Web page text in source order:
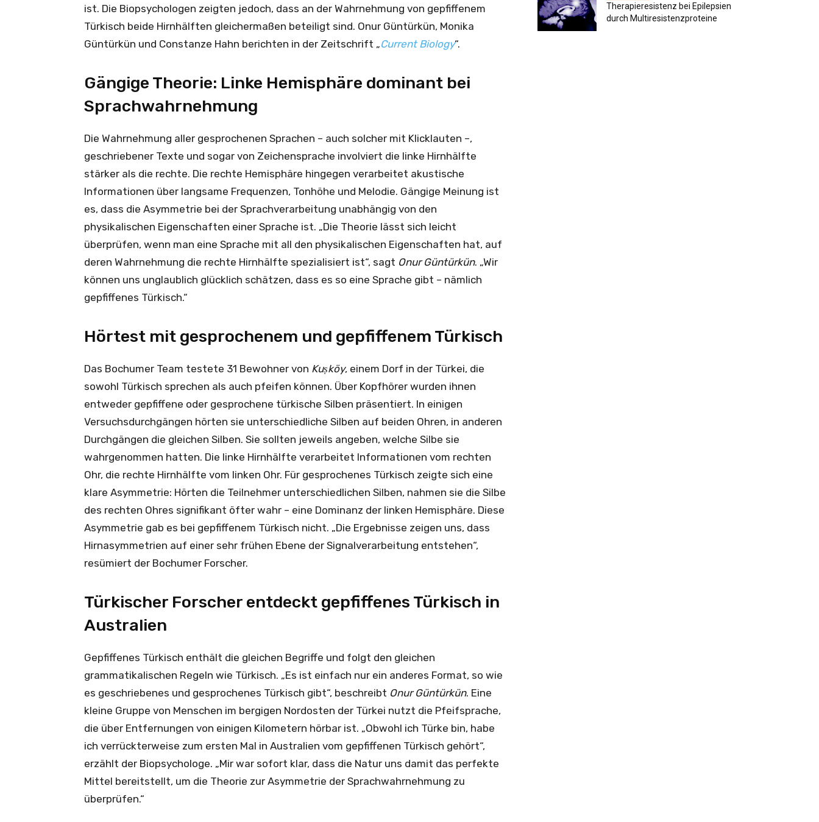
ist. Die Biopsychologen zeigten jedoch, dass an der Wahrnehmung von gepfiffenem
Türkisch beide Hirnhälften gleichermaßen beteiligt sind. Onur Güntürkün, Monika
Güntürkün und Constanze Hahn berichten in der Zeitschrift „Current Biology“.
Gängige Theorie: Linke Hemisphäre dominant bei
Sprachwahrnehmung
Die Wahrnehmung aller gesprochenen Sprachen – auch solcher mit Klicklauten –,
geschriebener Texte und sogar von Zeichensprache involviert die linke Hirnhälfte
stärker als die rechte. Die rechte Hemisphäre hingegen verarbeitet akustische
Informationen über langsame Frequenzen, Tonhöhe und Melodie. Gängige Meinung ist
es, dass die Asymmetrie bei der Sprachverarbeitung unabhängig von den
physikalischen Eigenschaften einer Sprache ist. „Die Theorie lässt sich leicht
überprüfen, wenn man eine Sprache mit all den physikalischen Eigenschaften hat, auf
deren Wahrnehmung die rechte Hirnhälfte spezialisiert ist“, sagt Onur Güntürkün. „Wir
können uns unglaublich glücklich schätzen, dass es so eine Sprache gibt – nämlich
gepfiffenes Türkisch.“
Hörtest mit gesprochenem und gepfiffenem Türkisch
Das Bochumer Team testete 31 Bewohner von Kuṣköy, einem Dorf in der Türkei, die
sowohl Türkisch sprechen als auch pfeifen können. Über Kopfhörer wurden ihnen
entweder gepfiffene oder gesprochene türkische Silben präsentiert. In einigen
Versuchsdurchgängen hörten sie unterschiedliche Silben auf beiden Ohren, in anderen
Durchgängen die gleichen Silben. Sie sollten jeweils angeben, welche Silbe sie
wahrgenommen hatten. Die linke Hirnhälfte verarbeitet Informationen vom rechten
Ohr, die rechte Hirnhälfte vom linken Ohr. Für gesprochenes Türkisch zeigte sich eine
klare Asymmetrie: Hörten die Teilnehmer unterschiedlichen Silben, nahmen sie die Silbe
des rechten Ohres signifikant öfter wahr – eine Dominanz der linken Hemisphäre. Diese
Asymmetrie gab es bei gepfiffenem Türkisch nicht. „Die Ergebnisse zeigen uns, dass
Hirnasymmetrien auf einer sehr frühen Ebene der Signalverarbeitung entstehen“,
resümiert der Bochumer Forscher.
Türkischer Forscher entdeckt gepfiffenes Türkisch in
Australien
Gepfiffenes Türkisch enthält die gleichen Begriffe und folgt den gleichen
grammatikalischen Regeln wie Türkisch. „Es ist einfach nur ein anderes Format, so wie
es geschriebenes und gesprochenes Türkisch gibt“, beschreibt Onur Güntürkün. Eine
kleine Gruppe von Menschen im bergigen Nordosten der Türkei nutzt die Pfeifsprache,
die über Entfernungen von einigen Kilometern hörbar ist. „Obwohl ich Türke bin, habe
ich verrückterweise zum ersten Mal in Australien vom gepfiffenen Türkisch gehört“,
erzählt der Biopsychologe. „Mir war sofort klar, dass die Natur uns damit das perfekte
Mittel bereitstellt, um die Theorie zur Asymmetrie der Sprachwahrnehmung zu
überprüfen.“
Therapieresistenz bei Epilepsien
durch Multiresistenz­proteine